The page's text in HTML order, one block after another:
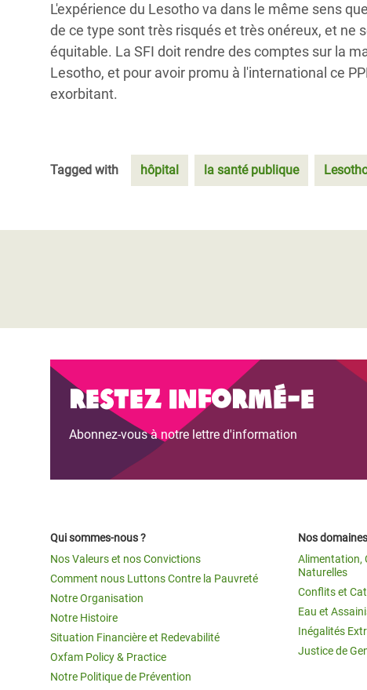
L'expérience du Lesotho va dans le même sens
de ce type sont très risqués et très onéreux, et ne
équitable. La SFI doit rendre des comptes sur la
Lesotho, et pour avoir promu à l'international ce
exorbitant.
Tagged with hôpital la santé publique
Restez informé-e
Abonnez-vous à notre lettre d'information
Qui sommes-nous ?
Nos Valeurs et nos Convictions
Comment nous Luttons Contre la Pauvreté
Notre Organisation
Notre Histoire
Situation Financière et Redevabilité
Oxfam Policy & Practice
Notre Politique de Prévention
Nos
Alimentation,
Naturelles
Conflits et
Eau et
Inégalités
Justice de